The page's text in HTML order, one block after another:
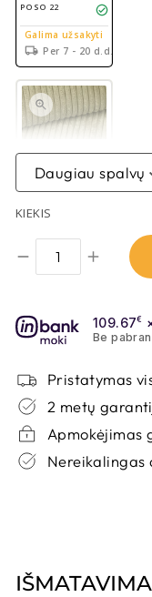
POSO 22
Galima užsakyti
Per 7 - 20 d.d.
Galima užsakyti
Per 7 - 20 d.d.
KRONOS 15
Galima užsakyti
AUDINYS
Daugiau spalvų
KIEKIS
109.67€
Be
Pristatymas
2 metų
Apmokėjimas
Nereikalingas